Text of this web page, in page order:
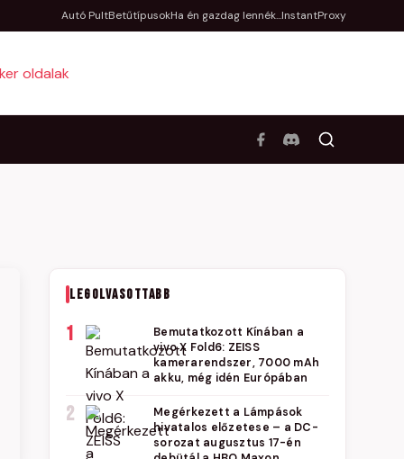
Autó PultBetűtípusokHa én gazdag lennék...InstantProxy
LEGOLVASOTTABB
1
Bemutatkozott Kínában a
vivo X Fold6: ZEISS
kamerarendszer, 7000 mAh
akku, még idén Európában
2
Megérkezett a Lámpások
hivatalos előzetese – a DC-
sorozat augusztus 17-én